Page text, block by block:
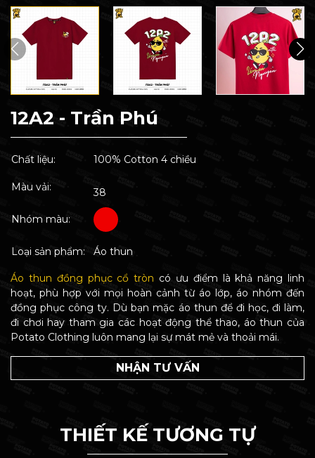
12A2 - Trần Phú
Chất liệu: 100% Cotton 4 chiều
Màu vải: 38
Nhóm màu:
Loại sản phẩm: Áo thun
Áo thun đồng phục cổ tròn có ưu điểm là khả năng linh
hoạt, phù hợp với mọi hoàn cảnh từ áo lớp, áo nhóm đến
đồng phục công ty. Dù bạn mặc áo thun để đi học, đi làm,
đi chơi hay tham gia các hoạt động thể thao, áo thun của
Potato Clothing luôn mang lại sự mát mẻ và thoải mái.
NHẬN TƯ VẤN
THIẾT KẾ TƯƠNG TỰ